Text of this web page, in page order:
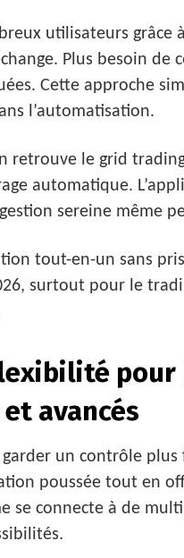
utilisateurs grâce
Plus besoin de
Cette approche
l’automatisation.
retrouve le grid
automatique.
sereine même
tout-en-un sans
surtout pour le
avancés
un contrôle plus
poussée tout en
se connecte à de